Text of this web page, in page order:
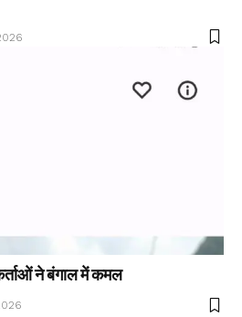
ने बंगाल में कमल